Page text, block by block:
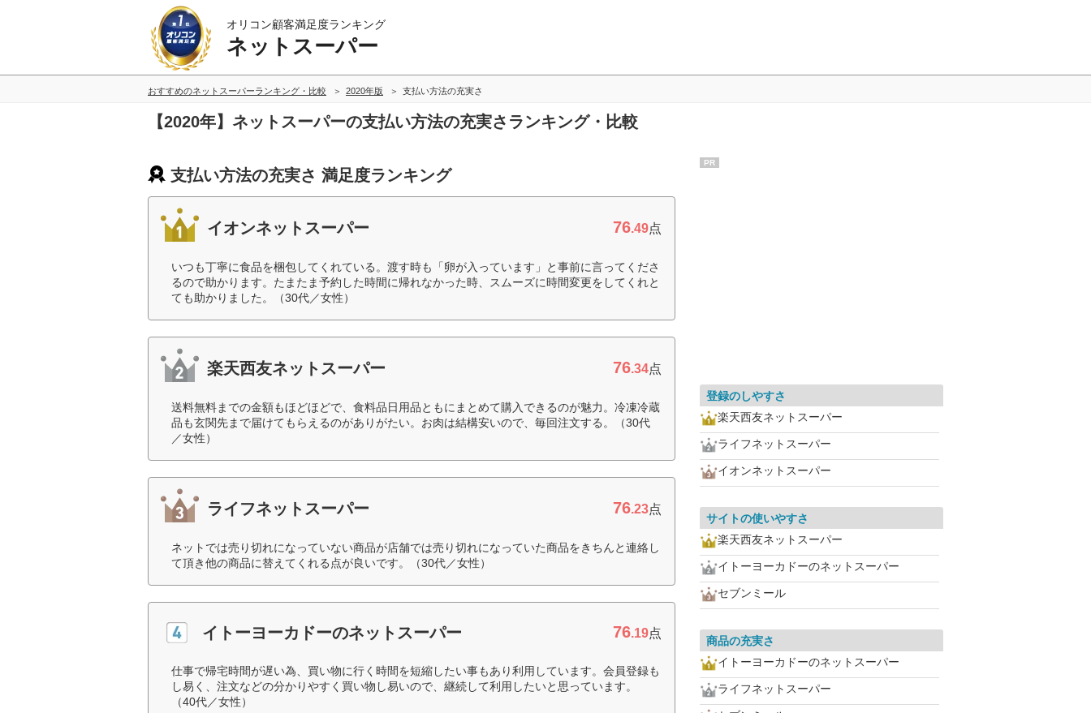
オリコン顧客満足度ランキング
ネットスーパー
おすすめのネットスーパーランキング・比較 2020年版 支払い方法の充実さ
【2020年】ネットスーパーの支払い方法の充実さランキング・比較
支払い方法の充実さ 満足度ランキング
イオンネットスーパー 76.49点
いつも丁寧に食品を梱包してくれている。渡す時も「卵が入っています」と事前に言ってくださ
るので助かります。たまたま予約した時間に帰れなかった時、スムーズに時間変更をしてくれと
ても助かりました。（30代／女性）
楽天西友ネットスーパー 76.34点
送料無料までの金額もほどほどで、食料品日用品ともにまとめて購入できるのが魅力。冷凍冷蔵
品も玄関先まで届けてもらえるのがありがたい。お肉は結構安いので、毎回注文する。（30代
／女性）
ライフネットスーパー 76.23点
ネットでは売り切れになっていない商品が店舗では売り切れになっていた商品をきちんと連絡し
て頂き他の商品に替えてくれる点が良いです。（30代／女性）
イトーヨーカドーのネットスーパー 76.19点
仕事で帰宅時間が遅い為、買い物に行く時間を短縮したい事もあり利用しています。会員登録も
し易く、注文などの分かりやすく買い物し易いので、継続して利用したいと思っています。
（40代／女性）
PR
登録のしやすさ
楽天西友ネットスーパー
ライフネットスーパー
イオンネットスーパー
サイトの使いやすさ
楽天西友ネットスーパー
イトーヨーカドーのネットスーパー
セブンミール
商品の充実さ
イトーヨーカドーのネットスーパー
ライフネットスーパー